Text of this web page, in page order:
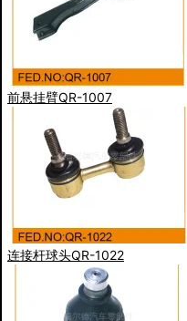
前悬挂臂QR-1007
连接杆球头QR-1022